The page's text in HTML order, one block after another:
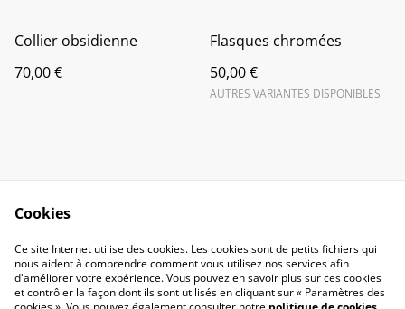
Collier obsidienne
70,00 €
Flasques chromées
50,00 €
AUTRES VARIANTES DISPONIBLES
Contact Us
Legal Terms
Privacy Policy
Cookie Policy
Cookies
Ce site Internet utilise des cookies. Les cookies sont de petits fichiers qui
nous aident à comprendre comment vous utilisez nos services afin
d'améliorer votre expérience. Vous pouvez en savoir plus sur ces cookies
et contrôler la façon dont ils sont utilisés en cliquant sur « Paramètres des